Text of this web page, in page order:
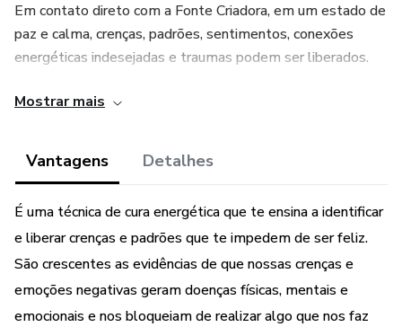
Em contato direto com a Fonte Criadora, em um estado de
paz e calma, crenças, padrões, sentimentos, conexões
energéticas indesejadas e traumas podem ser liberados.
Nesse estado de conexão com a Fonte Criadora, várias
Algumas das mais comuns são:
• Divórcio energético
• Curar alma partida
Mostrar mais
Vantagens Detalhes
É uma técnica de cura energética que te ensina a identificar
e liberar crenças e padrões que te impedem de ser feliz.
São crescentes as evidências de que nossas crenças e
emoções negativas geram doenças físicas, mentais e
emocionais e nos bloqueiam de realizar algo que nos faz